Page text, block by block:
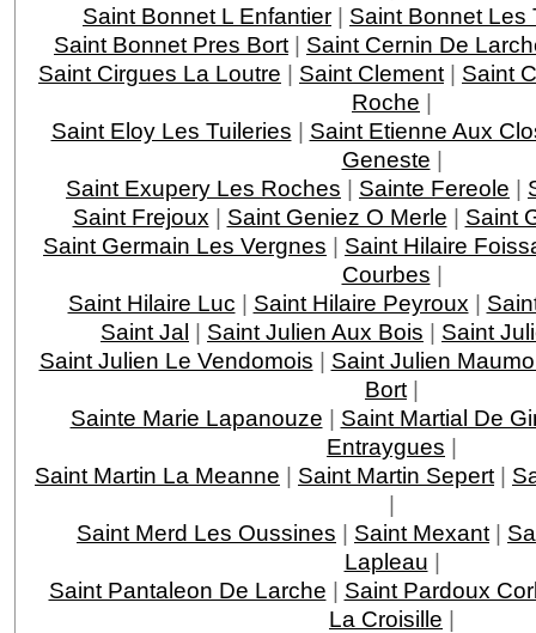
Saint Bonnet L Enfantier | Saint Bonnet Les
Saint Bonnet Pres Bort | Saint Cernin De
Saint Cirgues La Loutre | Saint Clement | Saint
Roche |
Saint Eloy Les Tuileries | Saint Etienne Aux
Geneste |
Saint Exupery Les Roches | Sainte Fereole |
Saint Frejoux | Saint Geniez O Merle | Saint
Saint Germain Les Vergnes | Saint Hilaire
Courbes |
Saint Hilaire Luc | Saint Hilaire Peyroux |
Saint Jal | Saint Julien Aux Bois | Saint
Saint Julien Le Vendomois | Saint Julien
Bort |
Sainte Marie Lapanouze | Saint Martial De
Entraygues |
Saint Martin La Meanne | Saint Martin Sepert |
|
Saint Merd Les Oussines | Saint Mexant |
Lapleau |
Saint Pantaleon De Larche | Saint Pardoux
La Croisille |